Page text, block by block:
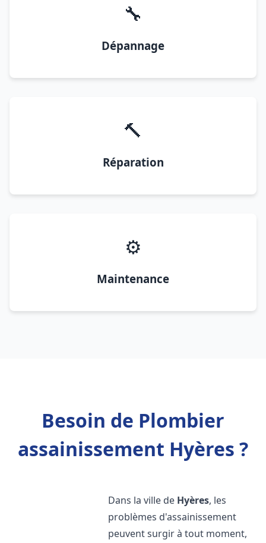
🔧
Dépannage
🔨
Réparation
⚙️
Maintenance
Besoin de Plombier
assainissement Hyères ?
Dans la ville de Hyères, les
problèmes d'assainissement
peuvent surgir à tout moment,